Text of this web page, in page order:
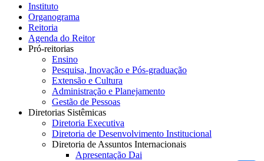
Instituto
Organograma
Reitoria
Agenda do Reitor
Pró-reitorias
Ensino
Pesquisa, Inovação e Pós-graduação
Extensão e Cultura
Administração e Planejamento
Gestão de Pessoas
Diretorias Sistêmicas
Diretoria Executiva
Diretoria de Desenvolvimento Institucional
Diretoria de Assuntos Internacionais
Apresentação Dai